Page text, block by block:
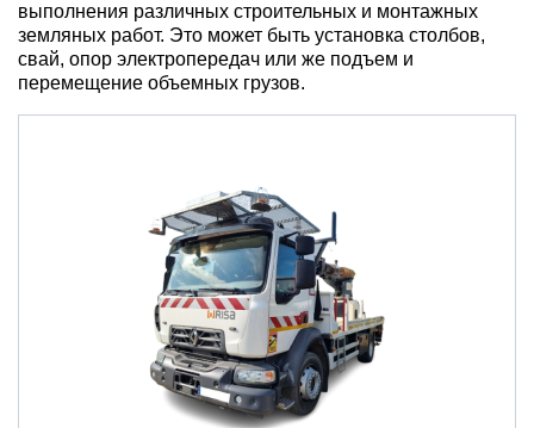
выполнения различных строительных и монтажных
земляных работ. Это может быть установка столбов,
свай, опор электропередач или же подъем и
перемещение объемных грузов.